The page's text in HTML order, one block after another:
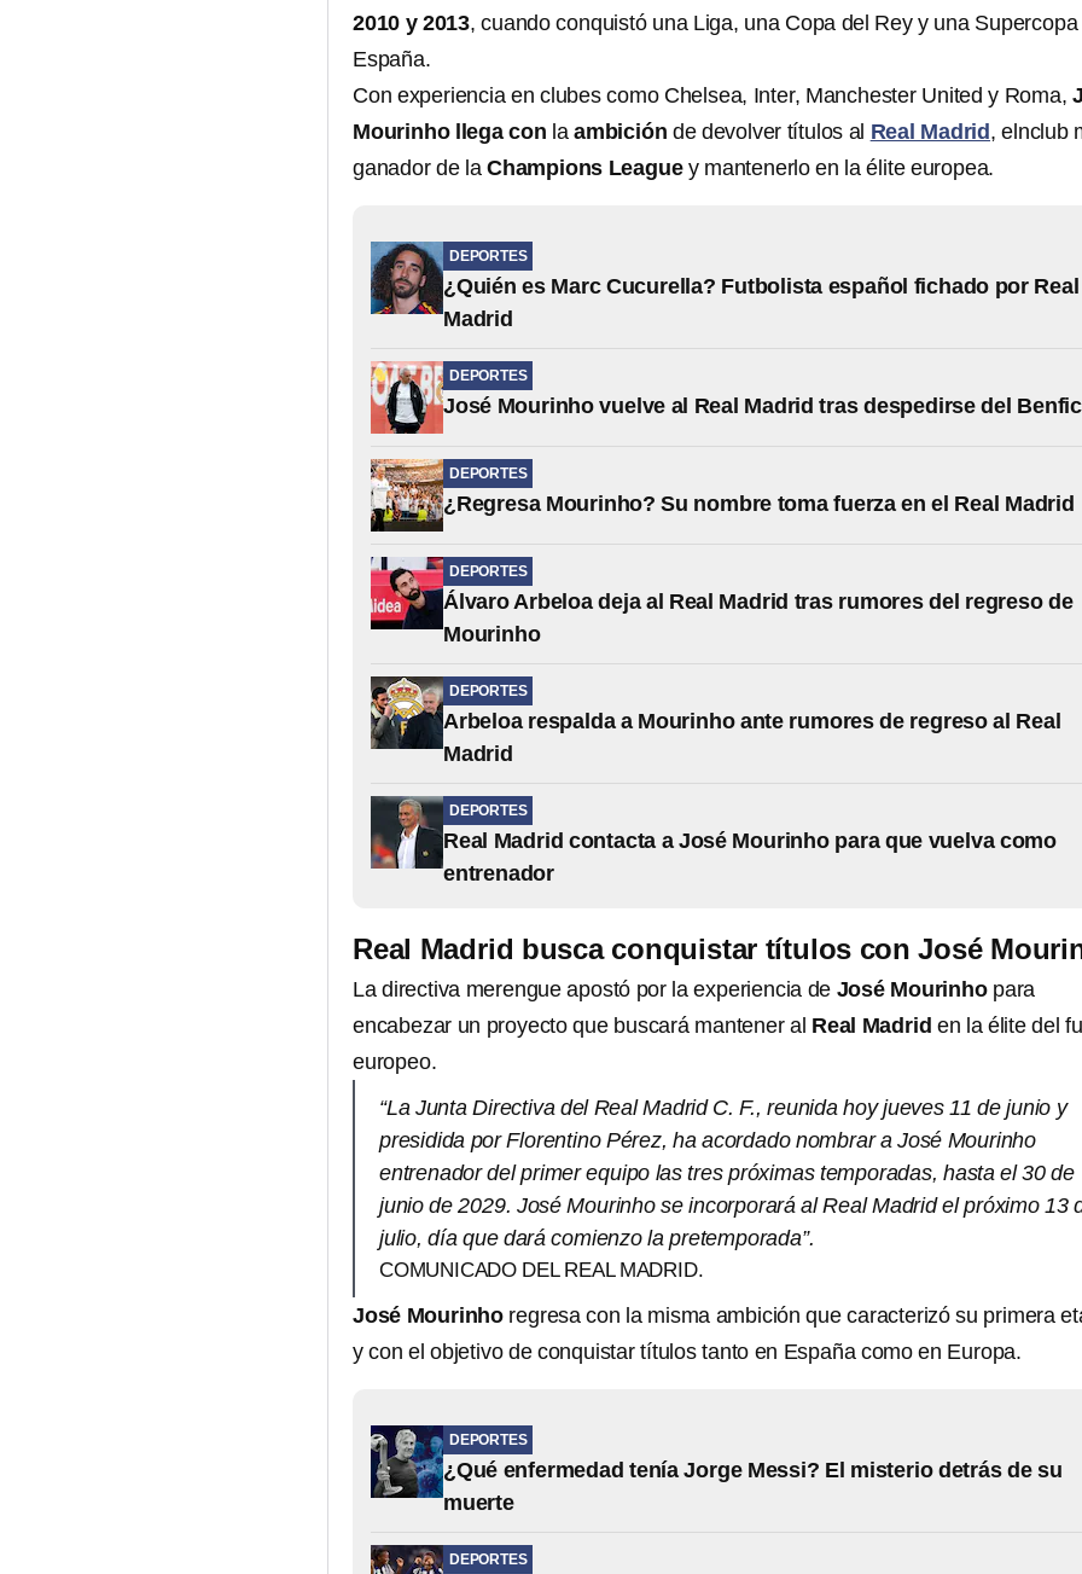
2010 y 2013, cuando conquistó una Liga, una Copa del Rey y una Supercopa
España.
Con experiencia en clubes como Chelsea, Inter, Manchester United y Roma,
Mourinho llega con laambición de devolver títulos al Real Madrid , elnclub
ganador de laChampions Leaguey mantenerlo en la élite europea.
DEPORTES
¿Quién es Marc Cucurella? Futbolista español fichado por Real
Madrid
DEPORTES
José Mourinho vuelve al Real Madrid tras despedirse del
DEPORTES
¿Regresa Mourinho? Su nombre toma fuerza en el Real Madrid
DEPORTES
Álvaro Arbeloa deja al Real Madrid tras rumores del regreso de
Mourinho
DEPORTES
Arbeloa respalda a Mourinho ante rumores de regreso al Real
Madrid
DEPORTES
Real Madrid contacta a José Mourinho para que vuelva como
entrenador
Real Madrid busca conquistar títulos con José
La directiva merengue apostó por la experiencia de José Mourinhopara
encabezar un proyecto que buscará mantener al Real Madrid en la élite del
europeo.
“La Junta Directiva del Real Madrid C. F., reunida hoy jueves 11 de junio y
presidida por Florentino Pérez, ha acordado nombrar a José Mourinho
entrenador del primer equipo las tres próximas temporadas, hasta el 30 de
junio de 2029. José Mourinho se incorporará al Real Madrid el próximo 13
julio, día que dará comienzo la pretemporada”.
COMUNICADO DEL REAL MADRID.
José Mourinho regresa con la misma ambición que caracterizó su primera
y con el objetivo de conquistar títulos tanto en España como en Europa.
DEPORTES
¿Qué enfermedad tenía Jorge Messi? El misterio detrás de su
muerte
DEPORTES